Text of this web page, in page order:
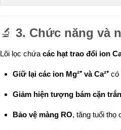
🔬 3. Chức năng và
Lõi lọc chứa các hạt trao đổi ion
Giữ lại các ion Mg²⁺ và Ca²⁺có
Giảm hiện tượng bám cặn
Bảo vệ màng RO, tăng tuổi thọ